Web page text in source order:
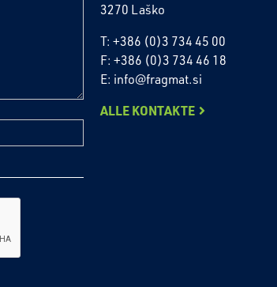
3270 Laško
T: +386 (0)3 734 45 00
F: +386 (0)3 734 46 18
E: info@fragmat.si
ALLE KONTAKTE